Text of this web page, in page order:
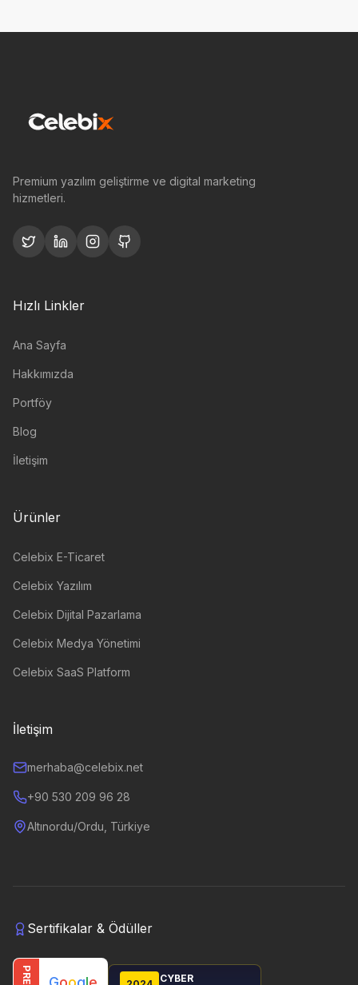
Premium yazılım geliştirme ve digital marketing
hizmetleri.
Hızlı Linkler
Ana Sayfa
Hakkımızda
Portföy
Blog
İletişim
Ürünler
Celebix E-Ticaret
Celebix Yazılım
Celebix Dijital Pazarlama
Celebix Medya Yönetimi
Celebix SaaS Platform
İletişim
merhaba@celebix.net
+90 530 209 96 28
Altınordu/Ordu, Türkiye
Sertifikalar & Ödüller
CYBER